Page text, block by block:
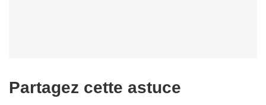
Partagez cette astuce